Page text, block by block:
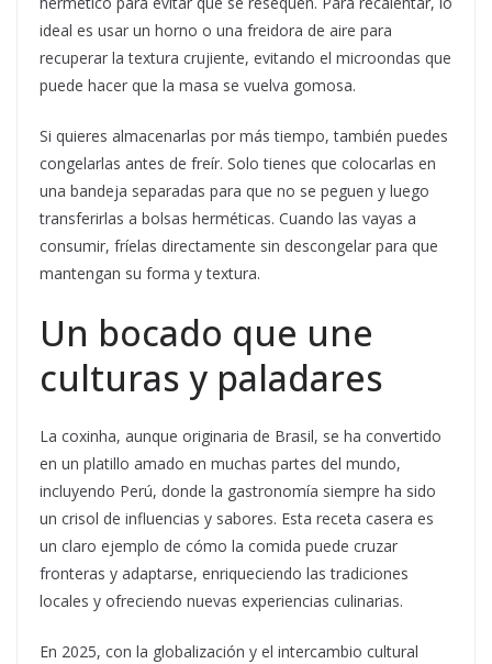
ideal es usar un horno o una freidora de aire para
recuperar la textura crujiente, evitando el microondas que
puede hacer que la masa se vuelva gomosa.
Si quieres almacenarlas por más tiempo, también puedes
congelarlas antes de freír. Solo tienes que colocarlas en
una bandeja separadas para que no se peguen y luego
transferirlas a bolsas herméticas. Cuando las vayas a
consumir, fríelas directamente sin descongelar para que
mantengan su forma y textura.
Un bocado que une
culturas y paladares
La coxinha, aunque originaria de Brasil, se ha convertido
en un platillo amado en muchas partes del mundo,
incluyendo Perú, donde la gastronomía siempre ha sido
un crisol de influencias y sabores. Esta receta casera es
un claro ejemplo de cómo la comida puede cruzar
fronteras y adaptarse, enriqueciendo las tradiciones
locales y ofreciendo nuevas experiencias culinarias.
En 2025, con la globalización y el intercambio cultural